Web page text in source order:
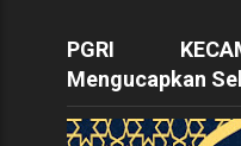
PGRI
Mengucapkan